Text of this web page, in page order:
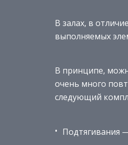
В залах, в
выполняемых
В принципе,
очень много
следующий
Подтягивания